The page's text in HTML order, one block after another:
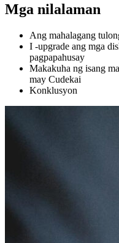
Mga nilalaman
Ang mahalagang
I -upgrade ang mga
pagpapahusay
Makakuha ng isang
may Cudekai
Konklusyon